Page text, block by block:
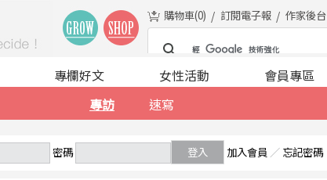
購物車(0) 訂閱電子報 作家後台
專訪
速寫
專欄好文 女性活動 會員專區
密碼 登入 加入會員 ／ 忘記密碼